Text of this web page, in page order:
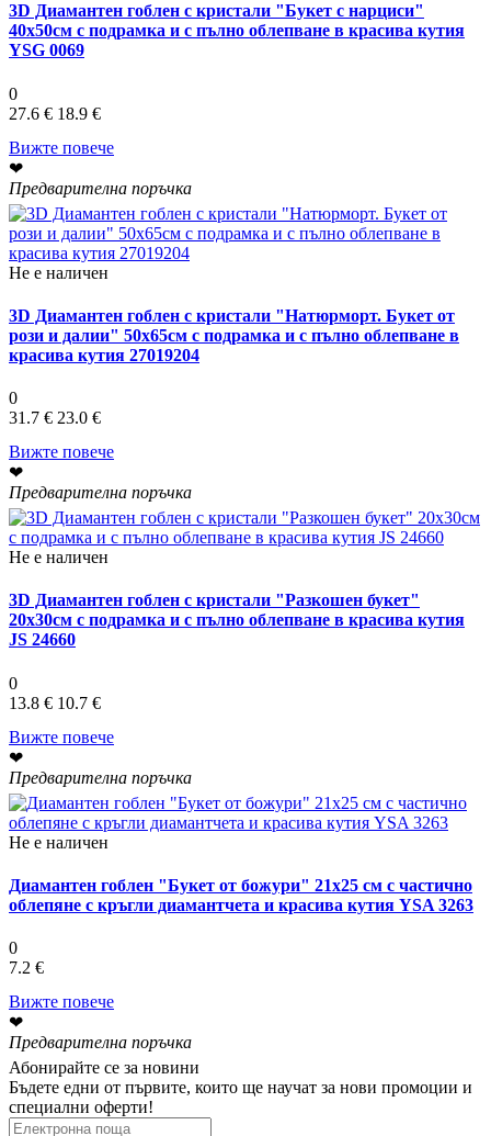
3D Диамантен гоблен с кристали "Букет с нарциси"
40х50см с подрамка и с пълно облепване в красива кутия
YSG 0069
0
27.6 € 18.9 €
Вижте повече
❤
Предварителна поръчка
Не е наличен
3D Диамантен гоблен с кристали "Натюрморт. Букет от
рози и далии" 50х65см с подрамка и с пълно облепване в
красива кутия 27019204
0
31.7 € 23.0 €
Вижте повече
❤
Предварителна поръчка
Не е наличен
3D Диамантен гоблен с кристали "Разкошен букет"
20х30см с подрамка и с пълно облепване в красива кутия
JS 24660
0
13.8 € 10.7 €
Вижте повече
❤
Предварителна поръчка
Не е наличен
Диамантен гоблен "Букет от божури" 21x25 см с частично
облепяне с кръгли диамантчета и красива кутия YSA 3263
0
7.2 €
Вижте повече
❤
Предварителна поръчка
Абонирайте се за новини
Бъдете едни от първите, които ще научат за нови промоции и
специални оферти!